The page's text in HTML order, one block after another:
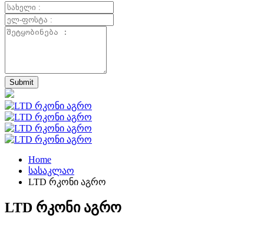
Home
სასაკლაო
LTD რკონი აგრო
LTD რკონი აგრო